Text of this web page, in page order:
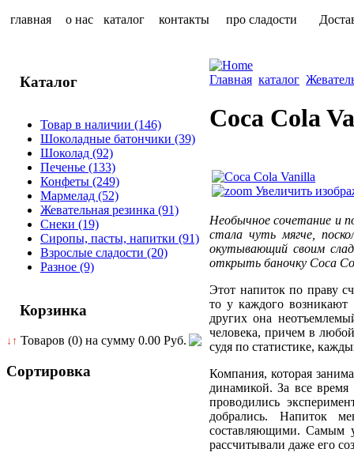
главная о нас каталог контакты про сладости
Каталог
Товар в наличии (146)
Шоколадные батончики (39)
Шоколад (92)
Печенье (133)
Конфеты (249)
Мармелад (52)
Жевательная резинка (91)
Снеки (19)
Сиропы, пасты, напитки (91)
Взрослые сладости (20)
Разное (9)
Корзинка
↓↑ Товаров (0) на сумму 0.00 Руб.
Сортировка
Главная каталог
Coca Cola
Увеличить
Необычное сочетание и
стала чуть мягче,
окутывающий своим
открыть баночку Coca
Этот напиток по праву
то у каждого возникают
других она
человека, причем в
судя по статистике,
Компания, которая
динамикой. За все
проводились
добрались. Напиток
составляющими. Самым
рассчитывали даже его